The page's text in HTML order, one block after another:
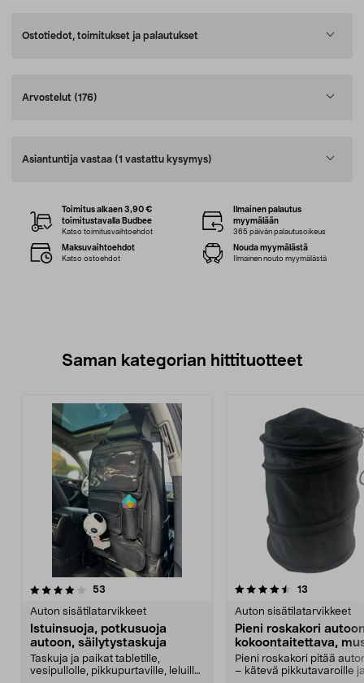
Ostotiedot, toimitukset ja palautukset
Arvostelut (176)
Asiantuntija vastaa (1 vastattu kysymys)
Toimitus alkaen 3,90 €
toimitustavalla Budbee
Katso toimitusvaihtoehdot
Ilmainen palautus
myymälään
365 päivän palautusoikeus
Maksuvaihtoehdot
Katso ostoehdot
Nouda myymälästä
Ilmainen nouto myymälästä
Saman kategorian hittituotteet
53
Auton sisätilatarvikkeet
Istuinsuoja, potkusuoja
autoon, säilytystaskuja
Taskuja ja paikat tabletille,
vesipullolle, pikkupurtaville, leluille
4.5 viidestä
13
Auton sisätilatarvikkeet
Pieni roskakori
kokoontaitettava,
20 cm
Pieni roskakori pitää
– kätevä pikkutavaroille
4.5 viidestä